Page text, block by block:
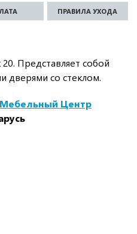
ПРАВИЛА УХОДА
Представляет собой
дверями со стеклом.
Центр